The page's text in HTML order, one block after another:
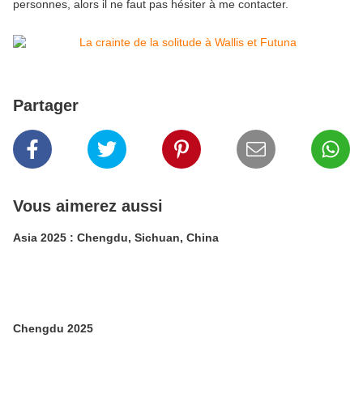
personnes, alors il ne faut pas hésiter à me contacter.
Partager
Vous aimerez aussi
Asia 2025 : Chengdu, Sichuan, China
Chengdu 2025